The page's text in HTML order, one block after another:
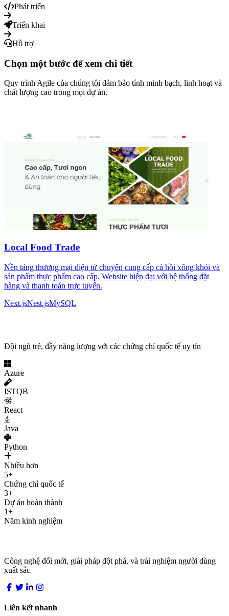
Phát triển
Triển khai
Hỗ trợ
Chọn một bước để xem chi tiết
Quy trình Agile của chúng tôi đảm bảo tính minh bạch, linh hoạt và
chất lượng cao trong mọi dự án.
Local Food Trade
Nền tảng thương mại điện tử chuyên cung cấp cá hồi xông khói và
sản phẩm thực phẩm cao cấp. Website hiện đại với hệ thống đặt
hàng và thanh toán trực tuyến.
Next.jsNest.jsMySQL
Đội ngũ trẻ, đầy năng lượng với các chứng chỉ quốc tế uy tín
Azure
ISTQB
React
Java
Python
Nhiều hơn
5+
Chứng chỉ quốc tế
3+
Dự án hoàn thành
1+
Năm kinh nghiệm
Công nghệ đổi mới, giải pháp đột phá, và trải nghiệm người dùng
xuất sắc
Liên kết nhanh